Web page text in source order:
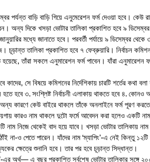
অন্য দিকে খসড়া ভোটার তালিকা প্রকাশিত হবে ৯
মধ্যে জানাতে হবে। পরবর্তী পর্যায়ে ৯ ডিসেম্বর থেকে
চূড়ান্ত তালিকা প্রকাশিত হবে ৭ ফেব্রুয়ারি। নির্বাচন
তাঁরা সকলে এনুমারেশন ফর্ম পাবেন। যাঁরা এনুমারেশন
হবে ৩. সংশ্লিষ্ট নির্বাচনী এলাকায় থাকতে হবে ৪.
অন্য কারণে কেউ বাইরে থাকলে তাঁকে অনলাইনে ফর্ম পূরণ
কারও নাম থাকলে দুটো ফর্মে আবেদন করা হলেও একটি
নিজে থেকেই বাদ হয়ে যাবে। খসড়া ভোটার তালিকায় নাম
না-ও পেতে পারেন। যাঁদের নাম ‘ম্যাপিং’-এ নেই কিন্তু
ক্ষেত্রে শুনানি হবে। তার পর হবে চূড়ান্ত সিদ্ধান্ত।